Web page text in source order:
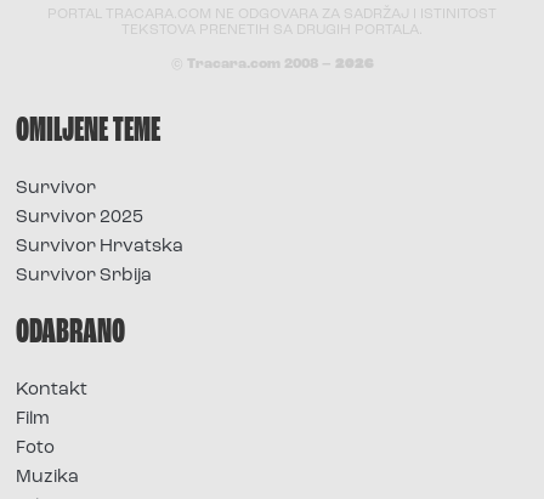
PORTAL TRACARA.COM NE ODGOVARA ZA SADRŽAJ I ISTINITOST
TEKSTOVA PRENETIH SA DRUGIH PORTALA.
© Tracara.com 2008 – 2026
OMILJENE TEME
Survivor
Survivor 2025
Survivor Hrvatska
Survivor Srbija
ODABRANO
Kontakt
Film
Foto
Muzika